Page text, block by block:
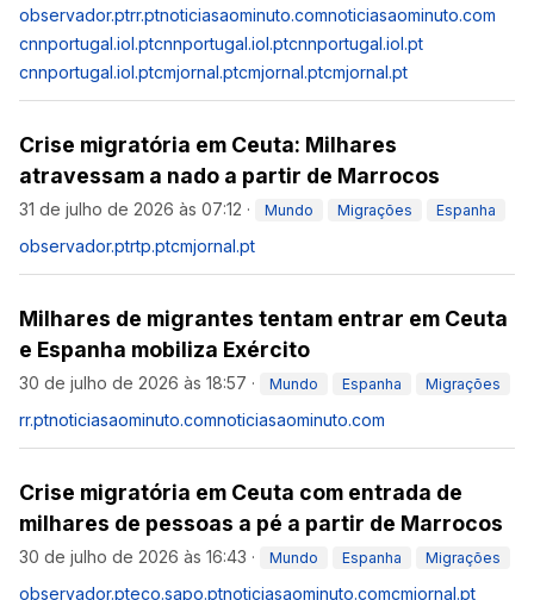
observador.ptrr.ptnoticiasaominuto.comnoticiasaominuto.com
cnnportugal.iol.ptcnnportugal.iol.ptcnnportugal.iol.pt
cnnportugal.iol.ptcmjornal.ptcmjornal.ptcmjornal.pt
Crise migratória em Ceuta: Milhares
atravessam a nado a partir de Marrocos
31 de julho de 2026 às 07:12 · Mundo Migrações Espanha
observador.ptrtp.ptcmjornal.pt
Milhares de migrantes tentam entrar em Ceuta
e Espanha mobiliza Exército
30 de julho de 2026 às 18:57 · Mundo Espanha Migrações
rr.ptnoticiasaominuto.comnoticiasaominuto.com
Crise migratória em Ceuta com entrada de
milhares de pessoas a pé a partir de Marrocos
30 de julho de 2026 às 16:43 · Mundo Espanha Migrações
observador.pteco.sapo.ptnoticiasaominuto.comcmjornal.pt